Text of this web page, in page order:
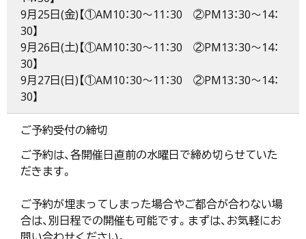
9月25日(金)【①AM10：30～11：30 ②PM13：30～14：
30】
9月26日(土)【①AM10：30～11：30 ②PM13：30～14：
30】
9月27日(日)【①AM10：30～11：30 ②PM13：30～14：
30】
ご予約受付の締切
ご予約は、各開催日直前の水曜日で締め切らせていた
だきます。
ご予約が埋まってしまった場合やご都合が合わない場
合は、別日程での開催も可能です。まずは、お気軽にお